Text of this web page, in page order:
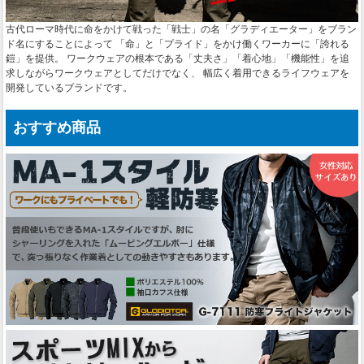
古代ローマ時代に命をかけて戦った「戦士」の名「グラディエーター」をブラン
ド名にすることによって 「命」と「プライド」をかけ働くワーカーに「誇れる
鎧」を提供。 ワークウェアの根本である「丈夫さ」「着心地」「機能性」を追
求しながらワークウェアとしてだけでなく、 幅広く着用できるライフウェアを
開発しているブランドです。
おすすめ商品